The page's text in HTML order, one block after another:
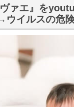
ァエ』を
ウイルスの危